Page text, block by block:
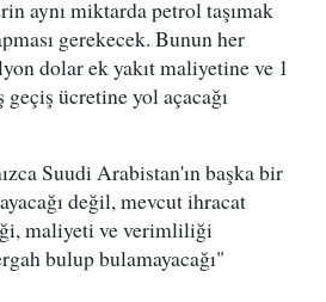
aynı miktarda petrol taşımak
gerekecek. Bunun her
dolar ek yakıt maliyetine ve 1
ücretine yol açacağı
Suudi Arabistan'ın başka bir
değil, mevcut ihracat
maliyeti ve verimliliği
bulup bulamayacağı"